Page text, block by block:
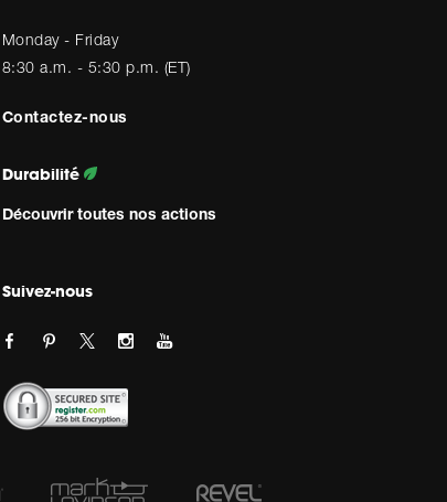
Monday - Friday
8:30 a.m. - 5:30 p.m. (ET)
Contactez-nous
Durabilité
Découvrir toutes nos actions
Suivez-nous